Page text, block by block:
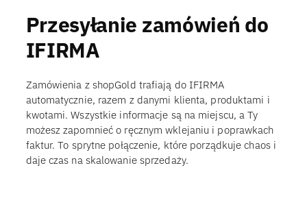
Przesyłanie zamówień do
IFIRMA
Zamówienia z shopGold trafiają do IFIRMA
automatycznie, razem z danymi klienta, produktami i
kwotami. Wszystkie informacje są na miejscu, a Ty
możesz zapomnieć o ręcznym wklejaniu i poprawkach
faktur. To sprytne połączenie, które porządkuje chaos i
daje czas na skalowanie sprzedaży.